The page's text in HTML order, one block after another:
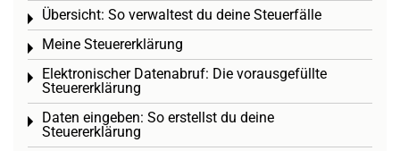
Übersicht: So verwaltest du deine Steuerfälle
Toggle menu
Meine Steuererklärung
Toggle menu
Elektronischer Datenabruf: Die vorausgefüllte
Steuererklärung
Toggle menu
Daten eingeben: So erstellst du deine
Steuererklärung
Toggle menu